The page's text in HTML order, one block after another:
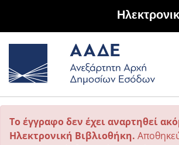
Το έγγραφο δεν έχει αναρτηθεί
Ηλεκτρονική Βιβλιοθήκη.